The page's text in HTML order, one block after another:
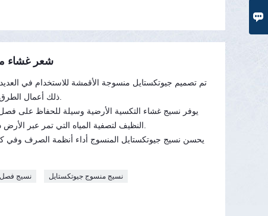

شعر غشاء
تم تصميم جيوتكستايل منسوجة الأقمشة للاستخدام في
يوفر نسيج غشاء التكسية الأرضية وسيلة للحفاظ على
يحسن نسيج جيوتكستايل المنسوج أداء أنظمة الصرف وفي
نسيج فصل نسيج منسوج جيوتكستايل